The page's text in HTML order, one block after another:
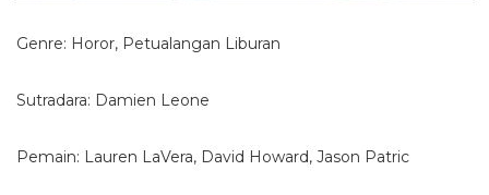
Genre: Horor, Petualangan Liburan
Sutradara: Damien Leone
Pemain: Lauren LaVera, David Howard, Jason Patric